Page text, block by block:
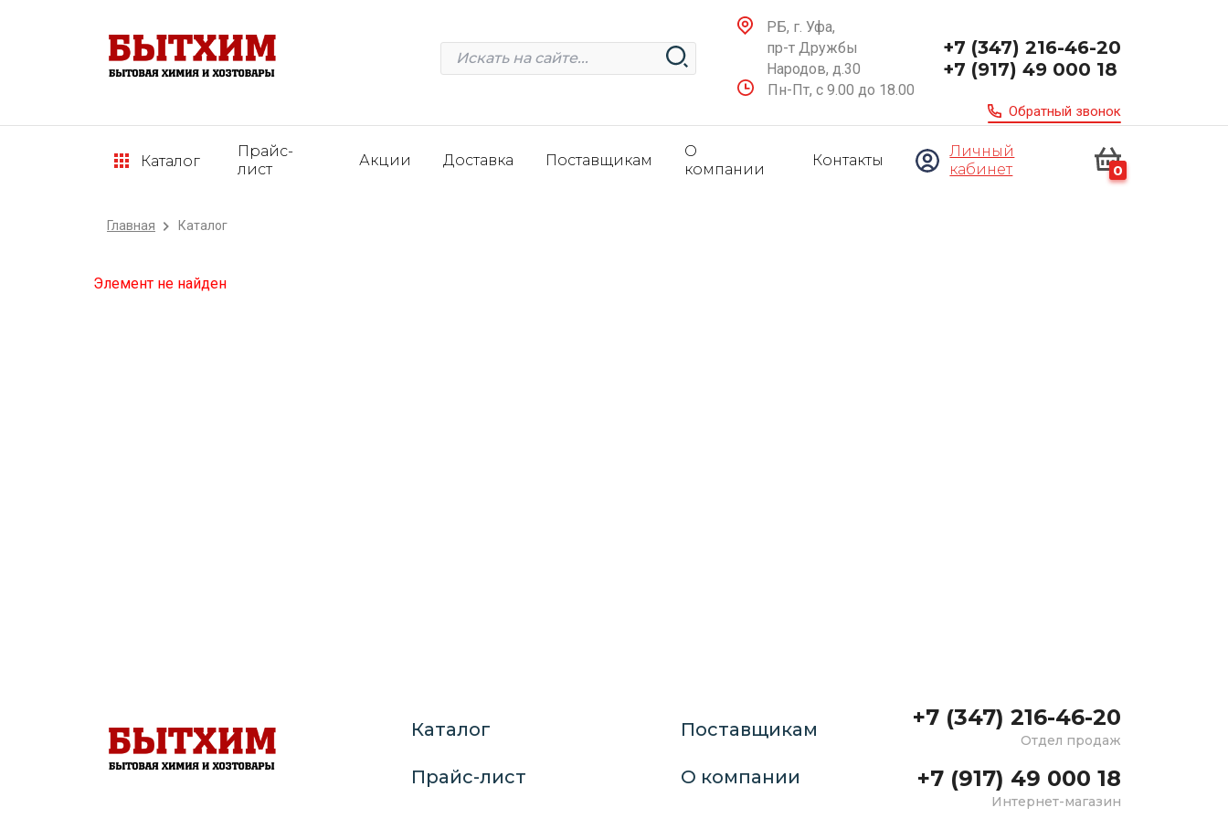
РБ, г. Уфа,
пр-т Дружбы
Народов, д.30
Пн-Пт, с 9.00 до 18.00
+7 (347) 216-46-20
+7 (917) 49 000 18
Обратный звонок
Каталог
Прайс-
лист
Акции Доставка Поставщикам
О
компании
Контакты
Личный
кабинет
0
Главная Каталог
Элемент не найден
Каталог
Прайс-лист
Поставщикам
О компании
+7 (347) 216-46-20
Отдел продаж
+7 (917) 49 000 18
Интернет-магазин